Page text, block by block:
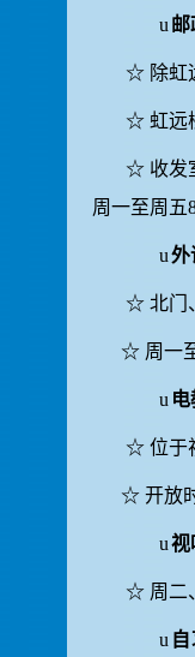
u 邮
☆ 除虹
☆ 虹远
☆ 收发
周一至周五
u外
☆ 北门
☆ 周一
u 电
☆ 位于
☆ 开放
u视
☆ 周二
u